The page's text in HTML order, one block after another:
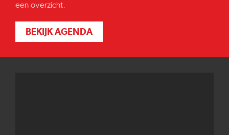
een overzicht.
BEKIJK AGENDA